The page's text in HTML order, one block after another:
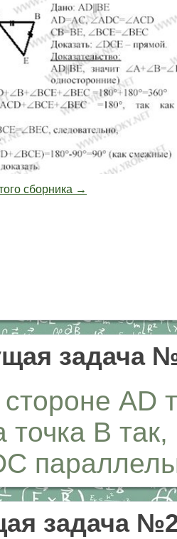
сборника →
задача
AD
точка В
задача